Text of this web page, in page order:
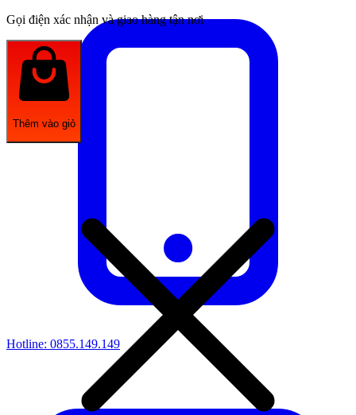
Hotline: 0855.149.149
Gọi điện xác nhận và giao hàng tận nơi
Thêm vào giỏ